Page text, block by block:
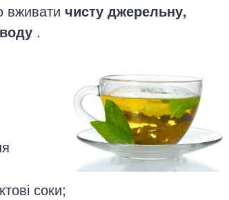
вживати чисту джерельну,
.
соки;